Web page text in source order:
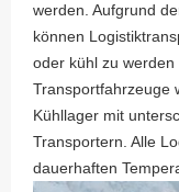
werden. Aufgrund
können
oder kühl zu
Transportfahrzeuge
Kühllager mit
Transportern. Alle
dauerhaften